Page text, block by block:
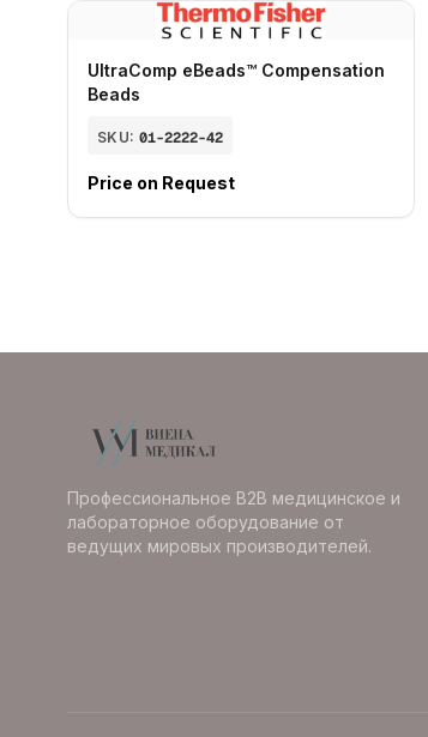
UltraComp eBeads™ Compensation
Beads
SKU: 01-2222-42
Price on Request
Профессиональное B2B медицинское и
лабораторное оборудование от
ведущих мировых производителей.